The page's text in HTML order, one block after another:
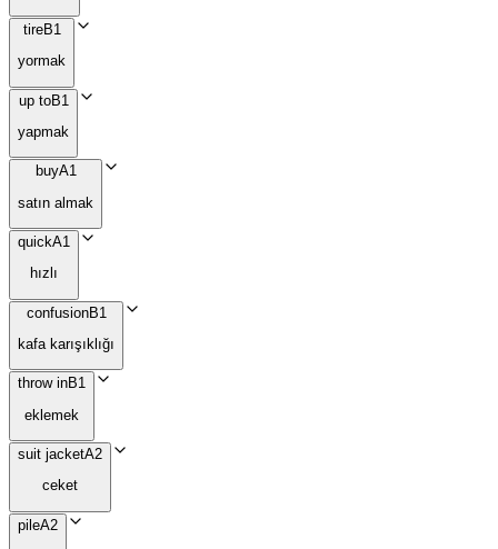
tireB1
yormak
up toB1
yapmak
buyA1
satın almak
quickA1
hızlı
confusionB1
kafa karışıklığı
throw inB1
eklemek
suit jacketA2
ceket
pileA2